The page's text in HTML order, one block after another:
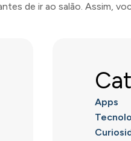
de ir ao salão. Assim,
Apps